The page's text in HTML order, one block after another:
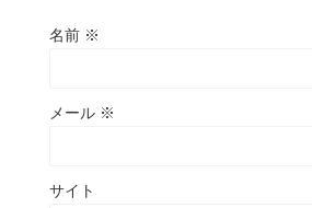
名前 ※
メール ※
サイト